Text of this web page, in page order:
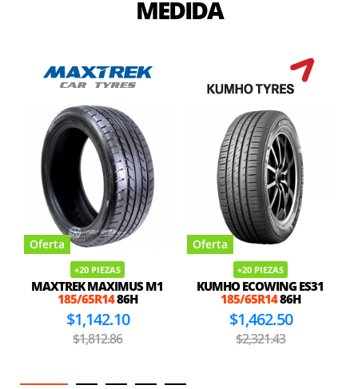
MEDIDA
Oferta
+20 PIEZAS
MAXTREK MAXIMUS M1
185/65R1486H
$1,142.10
$1,812.86
Oferta
+20 PIEZAS
KUMHO ECOWING ES31
185/65R1486H
$1,462.50
$2,321.43